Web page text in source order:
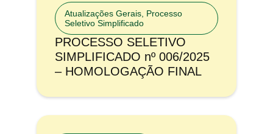
Atualizações Gerais Processo
Seletivo Simplificado
PROCESSO SELETIVO
SIMPLIFICADO nº 006/2025
– HOMOLOGAÇÃO FINAL